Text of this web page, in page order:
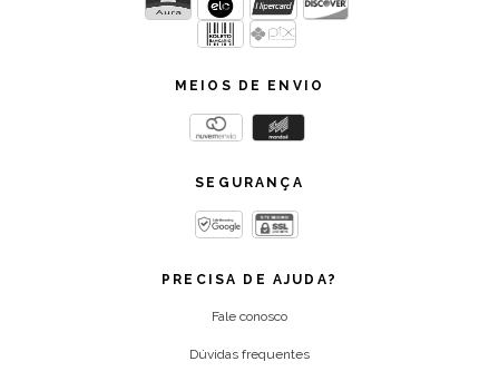
MEIOS DE ENVIO
SEGURANÇA
PRECISA DE AJUDA?
Fale conosco
Dúvidas frequentes